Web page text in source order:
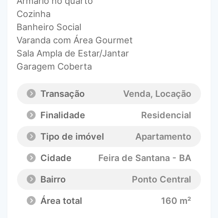
Cozinha
Banheiro Social
Varanda com Área Gourmet
Sala Ampla de Estar/Jantar
Garagem Coberta
Transação
Venda, Locação
Finalidade
Residencial
Tipo de imóvel
Apartamento
Cidade
Feira de Santana - BA
Bairro
Ponto Central
Área total
160 m²